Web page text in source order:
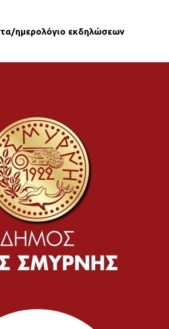
ημερολόγιο εκδηλώσεων